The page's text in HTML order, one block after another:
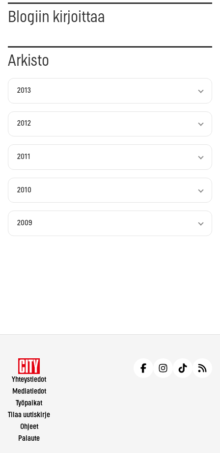
Blogiin kirjoittaa
Arkisto
2013
2012
2011
2010
2009
Yhteystiedot
Mediatiedot
Työpaikat
Tilaa uutiskirje
Ohjeet
Palaute